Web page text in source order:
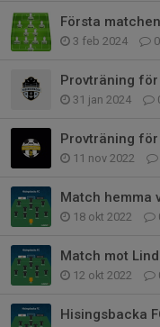
Första
3 feb 2024 0
Provträning
31 jan 2024
Provträning
11 nov 2022
Match hemma
18 okt 2022
Match mot
12 okt 2022
Hisingsbacka